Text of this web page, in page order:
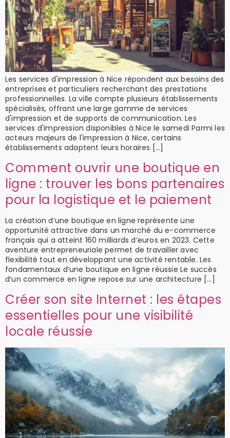
Les services d'impression à Nice répondent aux besoins des
entreprises et particuliers recherchant des prestations
professionnelles. La ville compte plusieurs établissements
spécialisés, offrant une large gamme de services
d'impression et de supports de communication. Les
services d'impression disponibles à Nice le samedi Parmi les
acteurs majeurs de l'impression à Nice, certains
établissements adaptent leurs horaires […]
Comment ouvrir une boutique en
ligne : trouver les bons partenaires
pour la logistique et le paiement
La création d’une boutique en ligne représente une
opportunité attractive dans un marché du e-commerce
français qui a atteint 160 milliards d’euros en 2023. Cette
aventure entrepreneuriale permet de travailler avec
flexibilité tout en développant une activité rentable. Les
fondamentaux d’une boutique en ligne réussie Le succès
d’un commerce en ligne repose sur une architecture […]
Créer son site Internet : les étapes
essentielles pour une visibilité
locale réussie